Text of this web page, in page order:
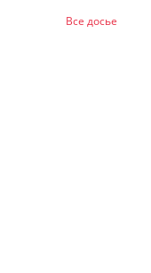
Все досье